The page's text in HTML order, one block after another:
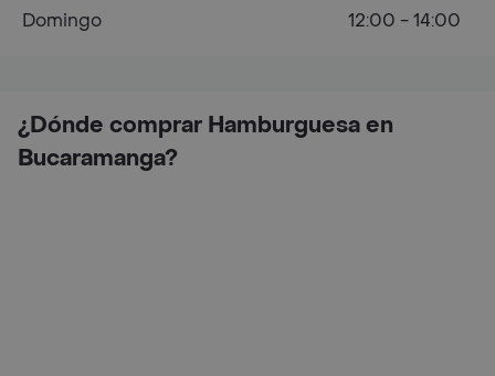
¿Dónde comprar Hamburguesa en
Bucaramanga?
Domingo
12:00 - 14:00